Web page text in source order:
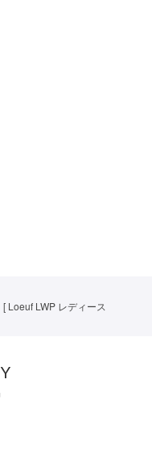
Loeuf LWP レディース